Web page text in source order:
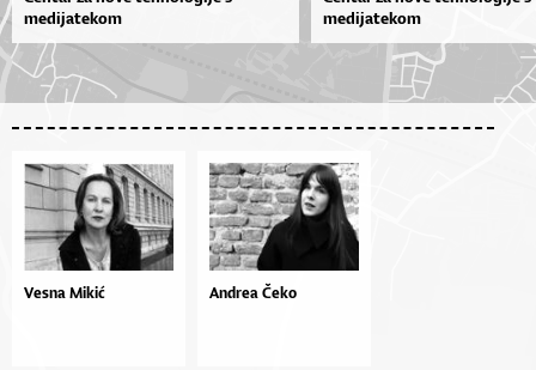
medijatekom
medijatekom
Vesna Mikić Andrea Čeko